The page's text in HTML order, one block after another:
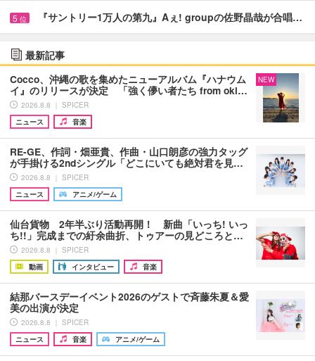
5 位 『サントリー1万人の第九』Aぇ! groupの佐野晶哉が合唱…
最新記事
Cocco、沖縄の歌を集めたニューアルバム『ハナウム
イ』のリリースが決定 「強く儚い者たち from oki…
2026.8.8 ｜ SPICER
ニュース
音楽
NEW
RE-GE、作詞・畑亜貴、作曲・山口朗彦の強力タッグ
が手掛ける2ndシングル「どこにいても絶対君を見…
2026.8.8 ｜ SPICER
ニュース
アニメ/ゲーム
仙台貨物 2年半ぶり活動再開！ 新曲「いっち! いっ
ち!!」完成までの紆余曲折、トゥアーの見どころと…
2026.8.8 ｜ SPICER
動画
インタビュー 音楽
結那バースデーイベント2026のゲストで斉藤朱夏＆愛
美の出演が決定
2026.8.8 ｜ SPICER
ニュース
音楽 アニメ/ゲーム